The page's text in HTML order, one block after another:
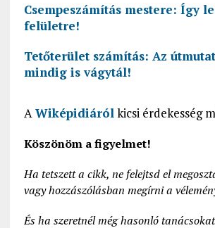
Csempeszámítás mestere: Így
felületre!
Tetőterület számítás: Az
mindig is vágytál!
AWiképidiárólkicsi érdekesség
Köszönöm a figyelmet!
Ha tetszett a cikk, ne felejtsd el
vagy hozzászólásban megírni a
És ha szeretnél még hasonló